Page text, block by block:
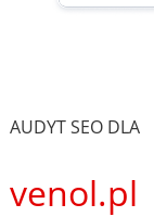
AUDYT SEO DLA
venol.pl